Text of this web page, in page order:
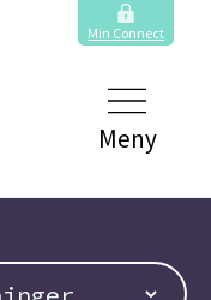
Min Connect
Meny